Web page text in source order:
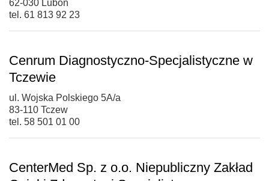
62-030 Luboń
tel. 61 813 92 23
Cenrum Diagnostyczno-Specjalistyczne w
Tczewie
ul. Wojska Polskiego 5A/a
83-110 Tczew
tel. 58 501 01 00
CenterMed Sp. z o.o. Niepubliczny Zakład